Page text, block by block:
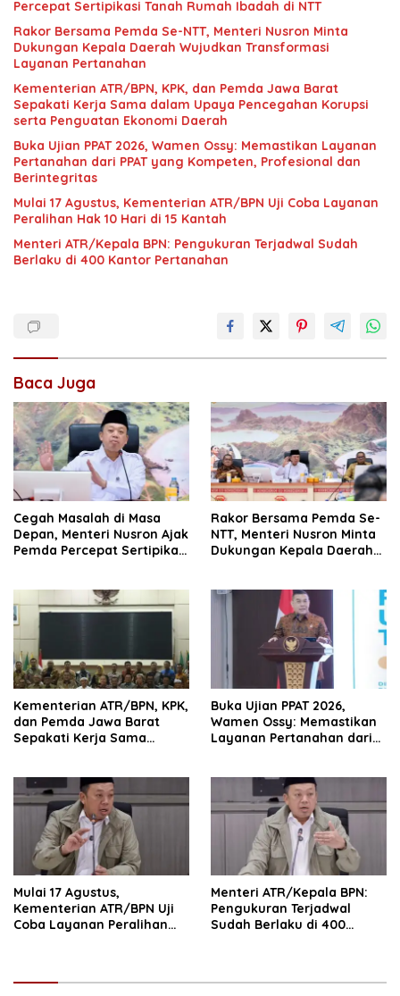
Percepat Sertipikasi Tanah Rumah Ibadah di NTT
Rakor Bersama Pemda Se-NTT, Menteri Nusron Minta
Dukungan Kepala Daerah Wujudkan Transformasi
Layanan Pertanahan
Kementerian ATR/BPN, KPK, dan Pemda Jawa Barat
Sepakati Kerja Sama dalam Upaya Pencegahan Korupsi
serta Penguatan Ekonomi Daerah
Buka Ujian PPAT 2026, Wamen Ossy: Memastikan Layanan
Pertanahan dari PPAT yang Kompeten, Profesional dan
Berintegritas
Mulai 17 Agustus, Kementerian ATR/BPN Uji Coba Layanan
Peralihan Hak 10 Hari di 15 Kantah
Menteri ATR/Kepala BPN: Pengukuran Terjadwal Sudah
Berlaku di 400 Kantor Pertanahan
Baca Juga
Cegah Masalah di Masa
Depan, Menteri Nusron Ajak
Pemda Percepat Sertipikasi
Rakor Bersama Pemda Se-
NTT, Menteri Nusron Minta
Dukungan Kepala Daerah
Kementerian ATR/BPN, KPK,
dan Pemda Jawa Barat
Sepakati Kerja Sama
Ekonomi Daerah
Buka Ujian PPAT 2026,
Wamen Ossy: Memastikan
Layanan Pertanahan dari
Berintegritas
Mulai 17 Agustus,
Kementerian ATR/BPN Uji
Coba Layanan Peralihan
Menteri ATR/Kepala BPN:
Pengukuran Terjadwal
Sudah Berlaku di 400